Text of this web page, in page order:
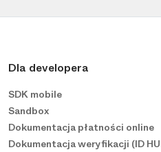
Dla developera
SDK mobile
Sandbox
Dokumentacja płatności online
Dokumentacja weryfikacji (ID